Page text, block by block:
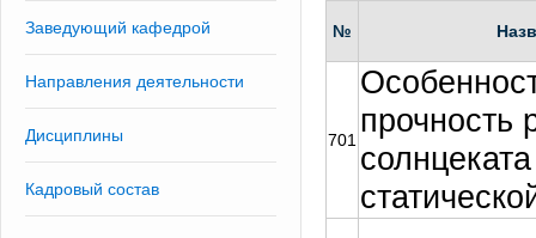
Заведующий кафедрой
Направления деятельности
Дисциплины
Кадровый состав
№
701
прочность